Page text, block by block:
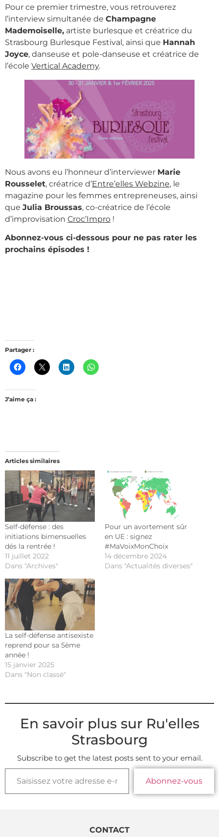
Pour ce premier trimestre, vous retrouverez
l’interview simultanée de Champagne
Mademoiselle, artiste burlesque et créatrice du
Strasbourg Burlesque Festival, ainsi que Hannah
Joyce, danseuse et pole-danseuse et créatrice de
l’école Vertical Academy.
Nous avons eu l’honneur d’interviewer Marie
Rousselet, créatrice d’Entre’elles Webzine, le
magazine pour les femmes entrepreneuses, ainsi
que Julia Broussas, co-créatrice de l’école
d’improvisation Croc’Impro !
Abonnez-vous ci-dessous pour ne pas rater les
prochains épisodes !
Partager :
J’aime ça :
Articles similaires
Self-défense : des
initiations bimensuelles
dés la rentrée !
11 juillet 2022
Dans "Archives"
Pour un avortement sûr
en UE : signez
#MaVoixMonChoix
14 décembre 2024
Dans "Actualités diverses"
La self-défense antisexiste
reprend pour sa 5ème
année !
15 janvier 2025
Dans "Non classé"
En savoir plus sur Ru'elles
Strasbourg
Subscribe to get the latest posts sent to your email.
Abonnez-vous
CONTACT